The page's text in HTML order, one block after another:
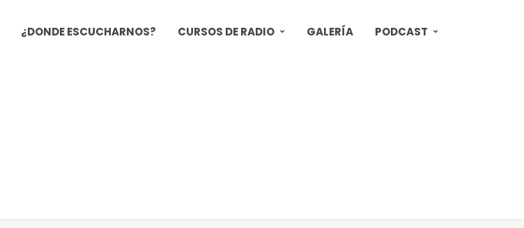
¿DONDE ESCUCHARNOS? CURSOS DE RADIO GALERÍA PODCAST